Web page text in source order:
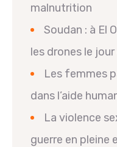
malnutrition
Soudan : à El
les drones le
Les femmes
dans l’aide
La violence
guerre en pleine